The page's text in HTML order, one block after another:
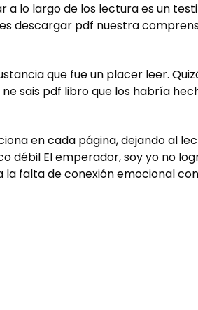
lo largo de los lectura es un
descargar pdf nuestra
que fue un placer leer.
sais pdf libro que los habría
en cada página, dejando al
débil El emperador, soy yo no
la falta de conexión emocional